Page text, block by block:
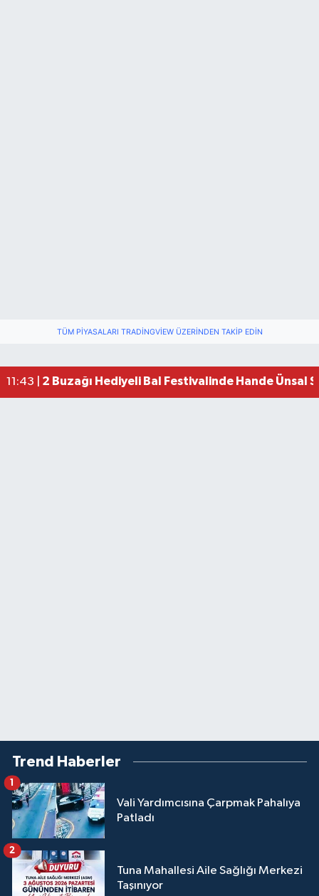
TÜM PIYASALARI TRADINGVIEW ÜZERINDEN TAKIP EDIN
11:43 | 2 Buzağı Hediyeli Bal Festivalinde Hande Ünsal
Trend Haberler
Vali Yardımcısına Çarpmak Pahalıya
Patladı
1
Tuna Mahallesi Aile Sağlığı Merkezi
Taşınıyor
2